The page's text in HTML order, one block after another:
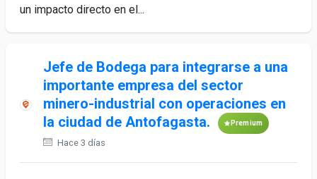
un impacto directo en el...
Jefe de Bodega para integrarse a una
importante empresa del sector
minero-industrial con operaciones en
la ciudad de Antofagasta.
Premium
Hace 3 días